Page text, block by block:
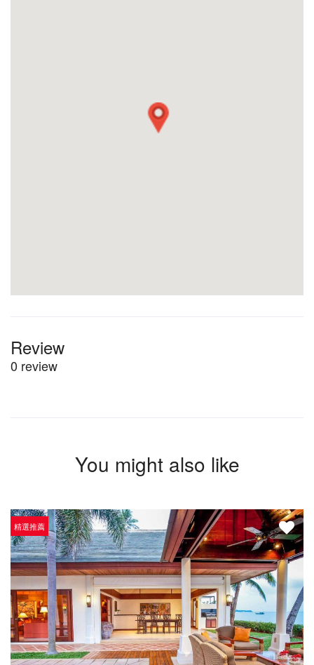
Review
0 review
You might also like
精選推薦